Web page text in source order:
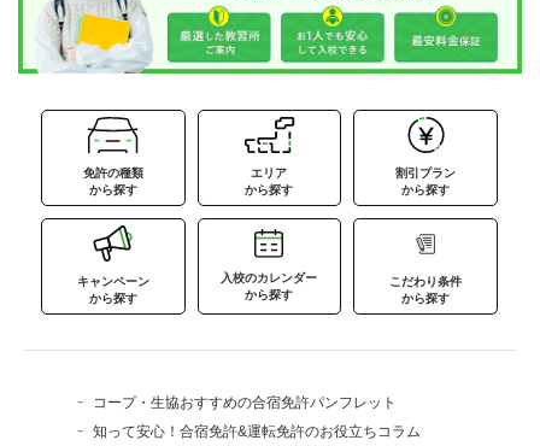
免許の種類
から探す
エリア
から探す
割引プラン
から探す
キャンペーン
から探す
入校のカレンダー
から探す
こだわり条件
から探す
コープ・生協おすすめの合宿免許パンフレット
知って安心！合宿免許&運転免許のお役立ちコラム